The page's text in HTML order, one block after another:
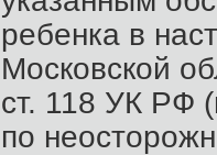
ребенка в
Московской
ст. 118 УК РФ
по